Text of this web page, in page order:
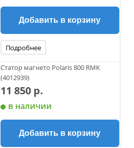
Добавить в корзину
Подробнее
Статор магнето Polaris 800 RMK
(4012939)
11 850 р.
в наличии
Добавить в корзину